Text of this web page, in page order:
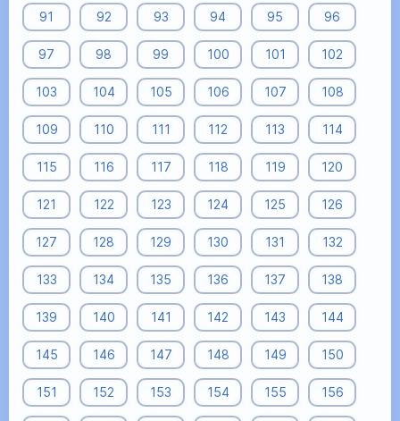
91 92 93 94 95 96
97 98 99 100 101 102
103 104 105 106 107 108
109 110 111 112 113 114
115 116 117 118 119 120
121 122 123 124 125 126
127 128 129 130 131 132
133 134 135 136 137 138
139 140 141 142 143 144
145 146 147 148 149 150
151 152 153 154 155 156